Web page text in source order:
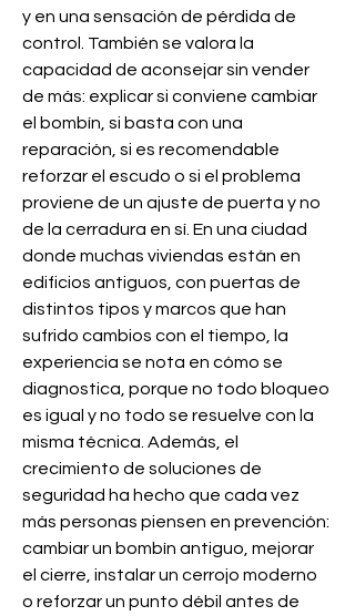
y en una sensación de pérdida de
control. También se valora la
capacidad de aconsejar sin vender
de más: explicar si conviene cambiar
el bombín, si basta con una
reparación, si es recomendable
reforzar el escudo o si el problema
proviene de un ajuste de puerta y no
de la cerradura en sí. En una ciudad
donde muchas viviendas están en
edificios antiguos, con puertas de
distintos tipos y marcos que han
sufrido cambios con el tiempo, la
experiencia se nota en cómo se
diagnostica, porque no todo bloqueo
es igual y no todo se resuelve con la
misma técnica. Además, el
crecimiento de soluciones de
seguridad ha hecho que cada vez
más personas piensen en prevención:
cambiar un bombín antiguo, mejorar
el cierre, instalar un cerrojo moderno
o reforzar un punto débil antes de